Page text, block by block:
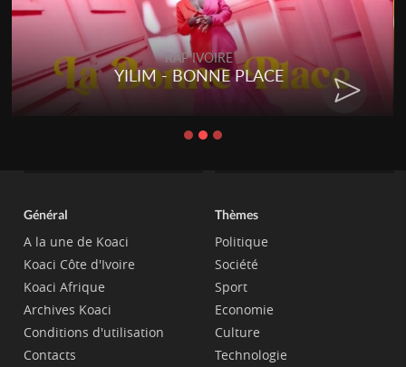
RAP IVOIRE
YILIM - BONNE PLACE
Général
A la une de Koaci
Koaci Côte d'Ivoire
Koaci Afrique
Archives Koaci
Conditions d'utilisation
Contacts
Thèmes
Politique
Société
Sport
Economie
Culture
Technologie